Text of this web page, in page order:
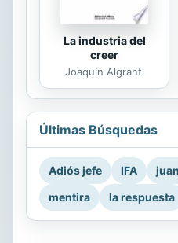
La industria del
creer
Joaquín Algranti
Últimas Búsquedas
Adiós jefe IFA
mentira
la respuesta